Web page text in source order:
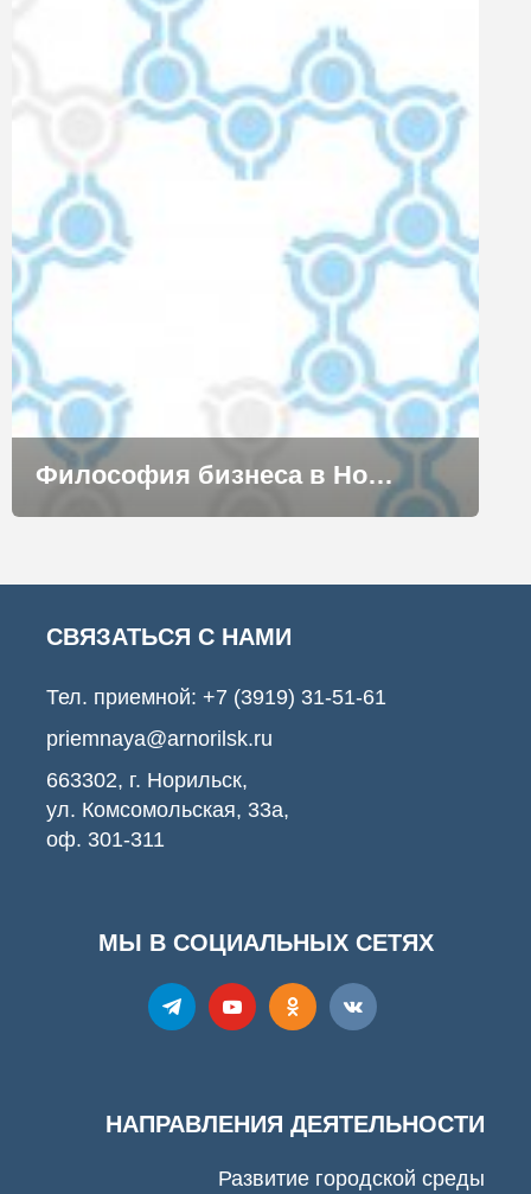
Философия бизнеса в Норильске
СВЯЗАТЬСЯ С НАМИ
Тел. приемной: +7 (3919) 31-51-61
priemnaya@arnorilsk.ru
663302, г. Норильск,
ул. Комсомольская, 33а,
оф. 301-311
МЫ В СОЦИАЛЬНЫХ СЕТЯХ
НАПРАВЛЕНИЯ ДЕЯТЕЛЬНОСТИ
Развитие городской среды